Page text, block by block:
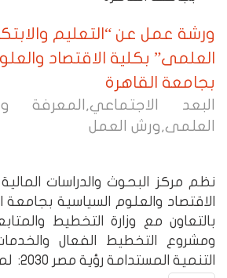
ورشة عمل عن “التعليم
العلمى” بكلية الاقتصاد
بجامعة القاهرة
البعد الاجتماعي, المعرفة
العلمى, ورش العمل
نظم مركز البحوث والدراسات
الاقتصاد والعلوم السياسية
بالتعاون مع وزارة التخطيط
ومشروع التخطيط الفعال
التنمية المستدامة رؤية مصر 2030: لمناقشة…